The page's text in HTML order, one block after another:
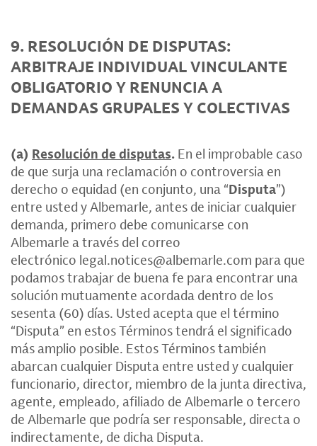
9. RESOLUCIÓN DE DISPUTAS:
ARBITRAJE INDIVIDUAL VINCULANTE
OBLIGATORIO Y RENUNCIA A
DEMANDAS GRUPALES Y COLECTIVAS
(a) Resolución de disputas. En el improbable caso
de que surja una reclamación o controversia en
derecho o equidad (en conjunto, una “Disputa”)
entre usted y Albemarle, antes de iniciar cualquier
demanda, primero debe comunicarse con
Albemarle a través del correo
electrónico legal.notices@albemarle.com para que
podamos trabajar de buena fe para encontrar una
solución mutuamente acordada dentro de los
sesenta (60) días. Usted acepta que el término
“Disputa” en estos Términos tendrá el significado
más amplio posible. Estos Términos también
abarcan cualquier Disputa entre usted y cualquier
funcionario, director, miembro de la junta directiva,
agente, empleado, afiliado de Albemarle o tercero
de Albemarle que podría ser responsable, directa o
indirectamente, de dicha Disputa.